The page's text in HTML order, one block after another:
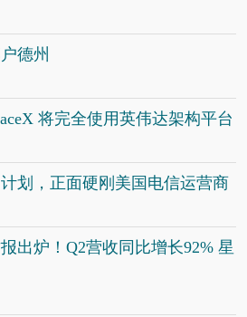
德州
将完全使用英伟达架构平台
划，正面硬刚美国电信运营商
出炉！Q2营收同比增长92% 星